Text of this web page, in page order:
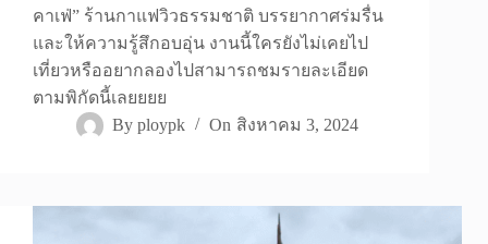
คาเฟ่” ร้านกาแฟวิวธรรมชาติ บรรยากาศร่มรื่น
และให้ความรู้สึกอบอุ่น งานนี้ใครยังไม่เคยไป
เที่ยวหรืออยากลองไปสามารถชมรายละเอียด
ตามพิกัดนี้เลยยยย
By ploypk On สิงหาคม 3, 2024